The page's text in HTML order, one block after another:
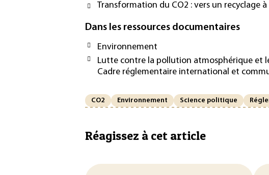
Transformation du CO2 : vers un recyclage
Dans les ressources documentaires
Environnement
Lutte contre la pollution atmosphérique et
Cadre réglementaire international et
CO2 Environnement Science politique
Réagissez à cet article